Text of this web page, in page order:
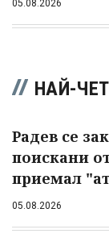
05.08.2026
НАЙ-
Радев се
поискани
приемал
05.08.2026